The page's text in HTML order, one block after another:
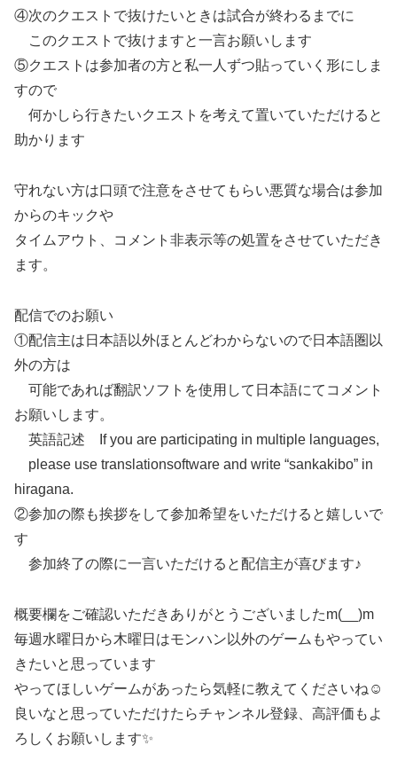
④次のクエストで抜けたいときは試合が終わるまでに
このクエストで抜けますと一言お願いします
⑤クエストは参加者の方と私一人ずつ貼っていく形にしま
すので
何かしら行きたいクエストを考えて置いていただけると
助かります
守れない方は口頭で注意をさせてもらい悪質な場合は参加
からのキックや
タイムアウト、コメント非表示等の処置をさせていただき
ます。
配信でのお願い
①配信主は日本語以外ほとんどわからないので日本語圏以
外の方は
可能であれば翻訳ソフトを使用して日本語にてコメント
お願いします。
英語記述 If you are participating in multiple languages,
please use translationsoftware and write “sankakibo” in
hiragana.
②参加の際も挨拶をして参加希望をいただけると嬉しいで
す
参加終了の際に一言いただけると配信主が喜びます♪
概要欄をご確認いただきありがとうございましたm(__)m
毎週水曜日から木曜日はモンハン以外のゲームもやってい
きたいと思っています
やってほしいゲームがあったら気軽に教えてくださいね☺
良いなと思っていただけたらチャンネル登録、高評価もよ
ろしくお願いします✨